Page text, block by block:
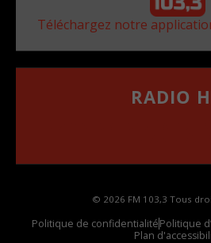
Téléchargez notre
RADIO
© 2026 FM 103,3 Tous
Politique de confidentialitéPolitique
Plan